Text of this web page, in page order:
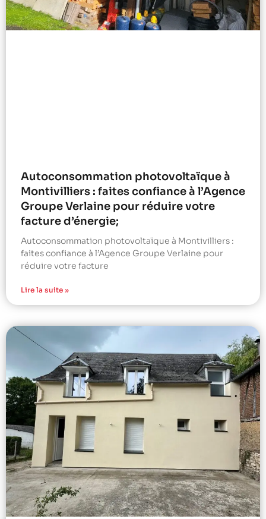
Autoconsommation photovoltaïque à
Montivilliers : faites confiance à l’Agence
Groupe Verlaine pour réduire votre
facture d’énergie;
Autoconsommation photovoltaïque à Montivilliers :
faites confiance à l’Agence Groupe Verlaine pour
réduire votre facture
Lire la suite »